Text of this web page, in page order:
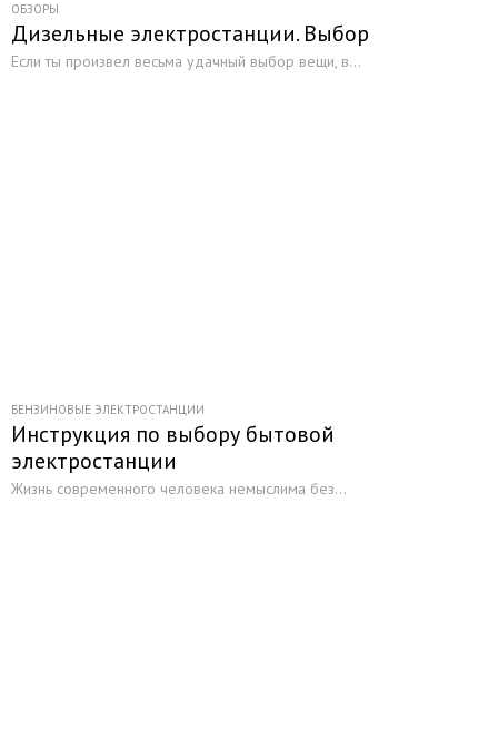
ОБЗОРЫ
Дизельные электростанции. Выбор
Если ты произвел весьма удачный выбор вещи, в...
БЕНЗИНОВЫЕ ЭЛЕКТРОСТАНЦИИ
Инструкция по выбору бытовой
электростанции
Жизнь современного человека немыслима без...